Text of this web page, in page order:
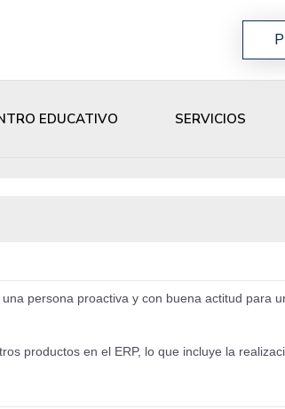
EDUCATIVO SERVICIOS
persona proactiva y con buena actitud para
productos en el ERP, lo que incluye la